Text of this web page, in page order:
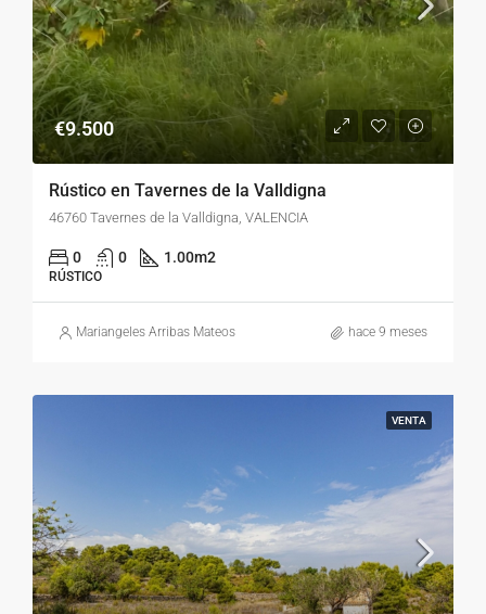
€9.500
Rústico en Tavernes de la Valldigna
46760 Tavernes de la Valldigna, VALENCIA
0 0 1.00m2
RÚSTICO
Mariangeles Arribas Mateos hace 9 meses
VENTA